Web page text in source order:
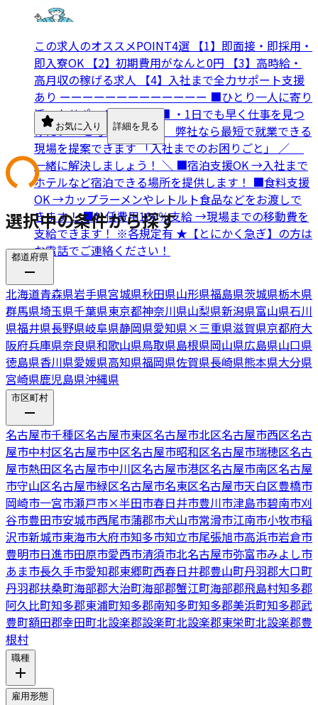
この求人のオススメPOINT4選 【1】即面接・即採用・
即入寮OK 【2】初期費用がなんと0円 【3】高時給・
高月収の稼げる求人 【4】入社まで全力サポート支援
あり ーーーーーーーーーーーーー ■ひとり一人に寄り
添ったサポートをします■ ・1日でも早く仕事を見つ
けたい… と考えている方、 弊社なら最短で就業できる
現場を提案できます 「入社までのお困りごと」 ／
一緒に解決しましょう！ ＼ ■宿泊支援OK →入社まで
ホテルなど宿泊できる場所を提供します！ ■食料支援
OK →カップラーメンやレトルト食品などをお渡しで
きます！ ■赴任費用100％支給 →現場までの移動費を
支給できます！ ※各規定有 ★【とにかく急ぎ】の方は
お電話でご連絡ください！
お気に入り 詳細を見る
選択中の条件から探す
都道府県
北海道青森県岩手県宮城県秋田県山形県福島県茨城県栃木県
群馬県埼玉県千葉県東京都神奈川県山梨県新潟県富山県石川
県福井県長野県岐阜県静岡県愛知県× 三重県滋賀県京都府大
阪府兵庫県奈良県和歌山県鳥取県島根県岡山県広島県山口県
徳島県香川県愛媛県高知県福岡県佐賀県長崎県熊本県大分県
宮崎県鹿児島県沖縄県
市区町村
名古屋市千種区名古屋市東区名古屋市北区名古屋市西区名古
屋市中村区名古屋市中区名古屋市昭和区名古屋市瑞穂区名古
屋市熱田区名古屋市中川区名古屋市港区名古屋市南区名古屋
市守山区名古屋市緑区名古屋市名東区名古屋市天白区豊橋市
岡崎市一宮市瀬戸市×半田市春日井市豊川市津島市碧南市刈
谷市豊田市安城市西尾市蒲郡市犬山市常滑市江南市小牧市稲
沢市新城市東海市大府市知多市知立市尾張旭市高浜市岩倉市
豊明市日進市田原市愛西市清須市北名古屋市弥富市みよし市
あま市長久手市愛知郡東郷町西春日井郡豊山町丹羽郡大口町
丹羽郡扶桑町海部郡大治町海部郡蟹江町海部郡飛島村知多郡
阿久比町知多郡東浦町知多郡南知多町知多郡美浜町知多郡武
豊町額田郡幸田町北設楽郡設楽町北設楽郡東栄町北設楽郡豊
根村
職種
雇用形態